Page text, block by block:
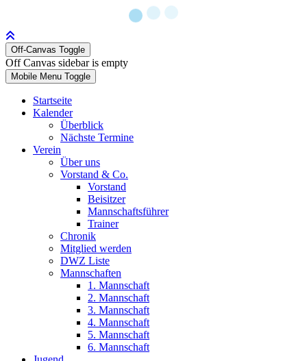
Off-Canvas Toggle
Off Canvas sidebar is empty
Mobile Menu Toggle
Startseite
Kalender
Überblick
Nächste Termine
Verein
Über uns
Vorstand & Co.
Vorstand
Beisitzer
Mannschaftsführer
Trainer
Chronik
Mitglied werden
DWZ Liste
Mannschaften
1. Mannschaft
2. Mannschaft
3. Mannschaft
4. Mannschaft
5. Mannschaft
6. Mannschaft